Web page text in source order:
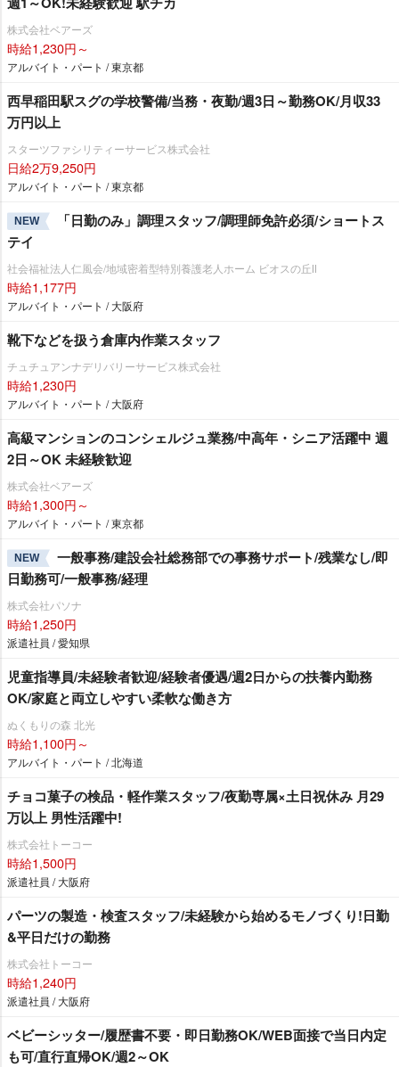
株式会社ベアーズ
時給1,230円～
アルバイト・パート / 東京都
西早稲田駅スグの学校警備/当務・夜勤/週3日～勤務OK/月収33
万円以上
スターツファシリティーサービス株式会社
日給2万9,250円
アルバイト・パート / 東京都
NEW
「日勤のみ」調理スタッフ/調理師免許必須/ショートス
テイ
社会福祉法人仁風会/地域密着型特別養護老人ホーム ビオスの丘Ⅱ
時給1,177円
アルバイト・パート / 大阪府
靴下などを扱う倉庫内作業スタッフ
チュチュアンナデリバリーサービス株式会社
時給1,230円
アルバイト・パート / 大阪府
高級マンションのコンシェルジュ業務/中高年・シニア活躍中 週
2日～OK 未経験歓迎
株式会社ベアーズ
時給1,300円～
アルバイト・パート / 東京都
NEW
一般事務/建設会社総務部での事務サポート/残業なし/即
日勤務可/一般事務/経理
株式会社パソナ
時給1,250円
派遣社員 / 愛知県
児童指導員/未経験者歓迎/経験者優遇/週2日からの扶養内勤務
OK/家庭と両立しやすい柔軟な働き方
ぬくもりの森 北光
時給1,100円～
アルバイト・パート / 北海道
チョコ菓子の検品・軽作業スタッフ/夜勤専属×土日祝休み 月29
万以上 男性活躍中!
株式会社トーコー
時給1,500円
派遣社員 / 大阪府
パーツの製造・検査スタッフ/未経験から始めるモノづくり!日勤
&平日だけの勤務
株式会社トーコー
時給1,240円
派遣社員 / 大阪府
ベビーシッター/履歴書不要・即日勤務OK/WEB面接で当日内定
も可/直行直帰OK/週2～OK